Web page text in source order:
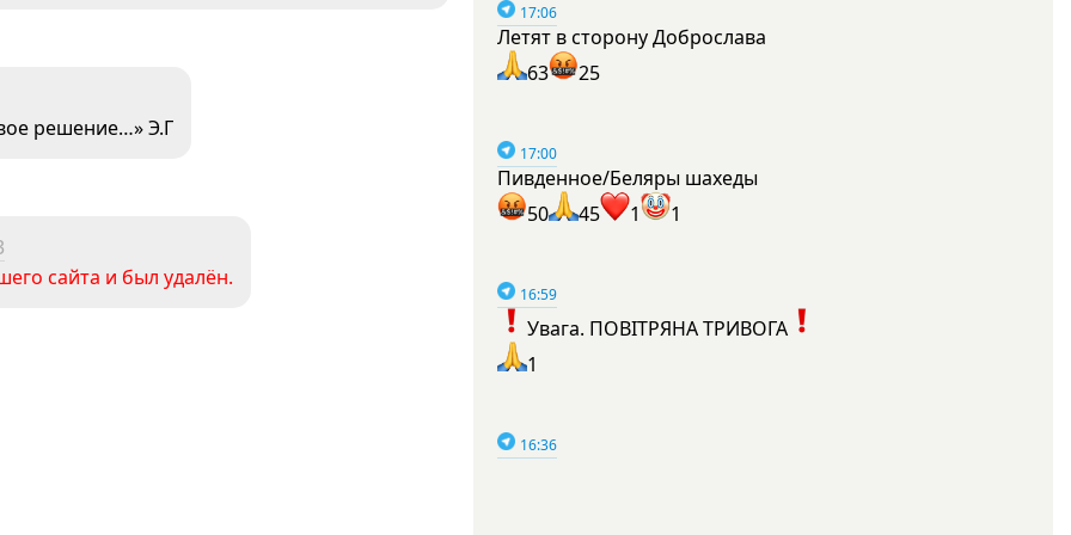
решение…» Э.Г
сайта и был удалён.
17:06
Летят в сторону Доброслава
63
25
17:00
Пивденное/Беляры шахеды
50
45 1 1
16:59
Увага. ПОВІТРЯНА ТРИВОГА
1
16:36